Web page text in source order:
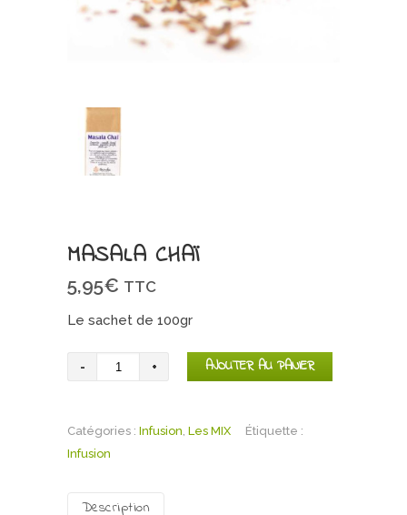
MASALA CHAÏ
5,95€ TTC
Le sachet de 100gr
quantité
de
Chaï
AJOUTER AU PANIER
Catégories : Infusion, Les MIX
Étiquette :
Infusion
Description